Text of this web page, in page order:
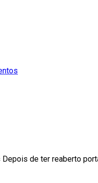
de ter reaberto